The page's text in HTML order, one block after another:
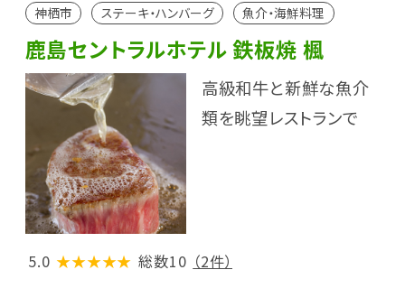
神栖市 ステーキ・ハンバーグ 魚介・海鮮料理
鹿島セントラルホテル 鉄板焼 楓
高級和牛と新鮮な魚介
類を眺望レストランで
5.0 ★★★★★ 総数10 （2件）